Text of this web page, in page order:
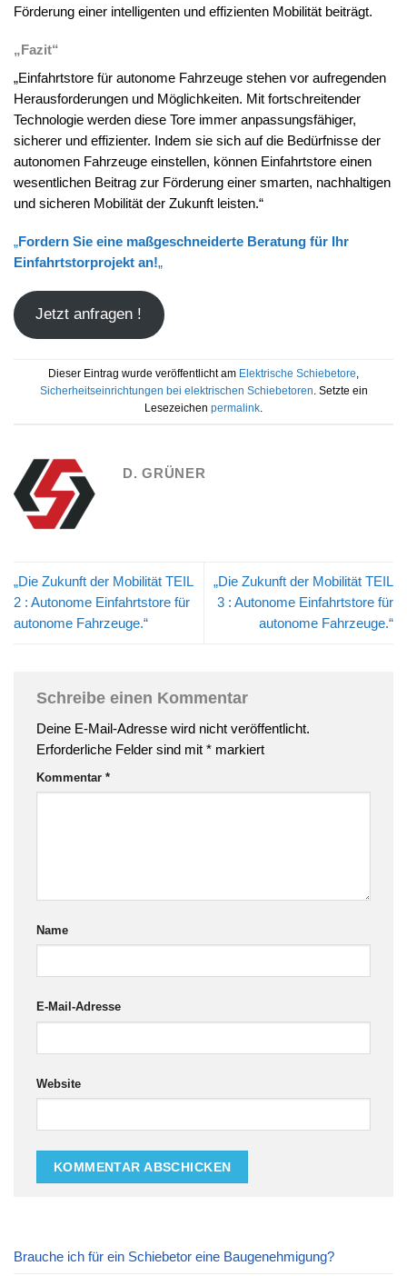
Förderung einer intelligenten und effizienten Mobilität beiträgt.
„Fazit“
„Einfahrtstore für autonome Fahrzeuge stehen vor aufregenden
Herausforderungen und Möglichkeiten. Mit fortschreitender
Technologie werden diese Tore immer anpassungsfähiger,
sicherer und effizienter. Indem sie sich auf die Bedürfnisse der
autonomen Fahrzeuge einstellen, können Einfahrtstore einen
wesentlichen Beitrag zur Förderung einer smarten, nachhaltigen
und sicheren Mobilität der Zukunft leisten.“
„Fordern Sie eine maßgeschneiderte Beratung für Ihr
Einfahrtstorprojekt an!„
Jetzt anfragen !
Dieser Eintrag wurde veröffentlicht am Elektrische Schiebetore,
Sicherheitseinrichtungen bei elektrischen Schiebetoren. Setzte ein
Lesezeichen permalink.
D. GRÜNER
„Die Zukunft der Mobilität TEIL
2 : Autonome Einfahrtstore für
autonome Fahrzeuge.“
„Die Zukunft der Mobilität TEIL
3 : Autonome Einfahrtstore für
autonome Fahrzeuge.“
Schreibe einen Kommentar
Deine E-Mail-Adresse wird nicht veröffentlicht.
Erforderliche Felder sind mit * markiert
Kommentar *
Name
E-Mail-Adresse
Website
Brauche ich für ein Schiebetor eine Baugenehmigung?